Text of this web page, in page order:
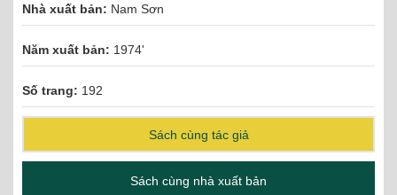
Nhà xuất bản: Nam Sơn
Năm xuất bản: 1974'
Số trang: 192
Sách cùng tác giả
Sách cùng nhà xuất bản